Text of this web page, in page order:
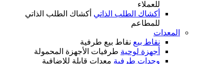
للعملاء
أكشاك الطلب الذاتي أكشاك الطلب الذاتي
للمطاعم
المعدات
نقاط بيع نقاط بيع طرفية
أجهزة لوحية طرفيات الأجهزة المحمولة
وحدات طرفية معدات قابلة للإضافية